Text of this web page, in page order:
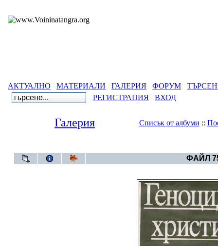
АКТУАЛНО МАТЕРИАЛИ ГАЛЕРИЯ ФОРУМ
РЕГИСТРАЦИЯ
ВХОД
Галерия Списък от албуми ::
ФАЙЛ